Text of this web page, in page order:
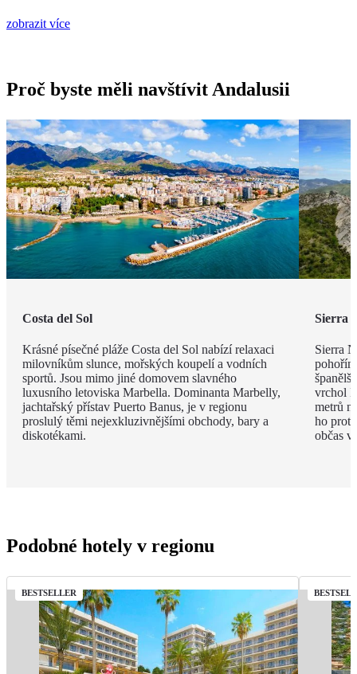
zobrazit více
Proč byste měli navštívit Andalusii
Costa del Sol
Krásné písečné pláže Costa del Sol nabízí relaxaci
milovníkům slunce, mořských koupelí a vodních
sportů. Jsou mimo jiné domovem slavného
luxusního letoviska Marbella. Dominanta Marbelly,
jachtařský přístav Puerto Banus, je v regionu
proslulý těmi nejexkluzivnějšími obchody, bary a
diskotékami.
Sierra
Sierra
vrchol
metrů
ho
občas
Podobné hotely v regionu
BESTSELLER